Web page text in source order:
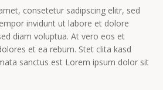
consetetur sadipscing elitr, sed
invidunt ut labore et dolore
diam voluptua. At vero eos et
et ea rebum. Stet clita kasd
sanctus est Lorem ipsum dolor sit